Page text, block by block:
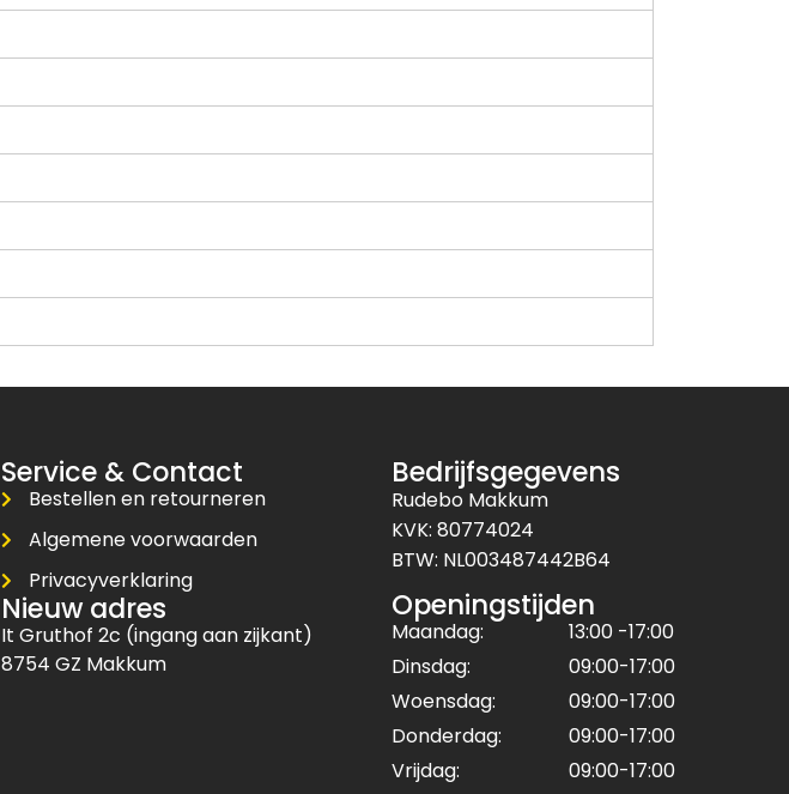
Service & Contact
Bestellen en retourneren
Algemene voorwaarden
Privacyverklaring
Nieuw adres
It Gruthof 2c (ingang aan zijkant)
8754 GZ Makkum
Bedrijfsgegevens
Rudebo Makkum
KVK: 80774024
BTW: NL003487442B64
Openingstijden
Maandag:
13:00 -17:00
Dinsdag:
09:00-17:00
Woensdag:
09:00-17:00
Donderdag:
09:00-17:00
Vrijdag:
09:00-17:00